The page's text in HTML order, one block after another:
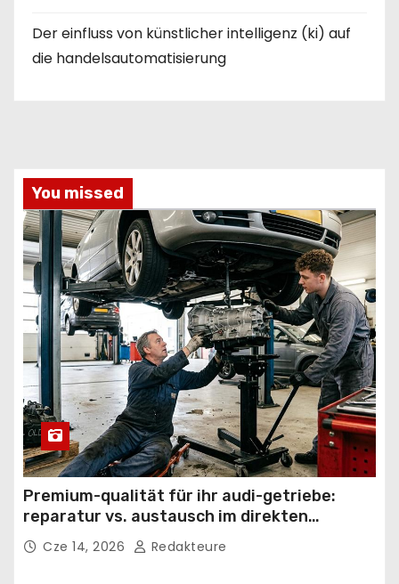
Der einfluss von künstlicher intelligenz (ki) auf
die handelsautomatisierung
You missed
Premium-qualität für ihr audi-getriebe:
reparatur vs. austausch im direkten
vergleich
Cze 14, 2026 Redakteure